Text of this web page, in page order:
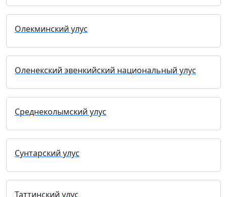
Олекминский улус
Оленекский эвенкийский национальный улус
Среднеколымский улус
Сунтарский улус
Таттинский улус